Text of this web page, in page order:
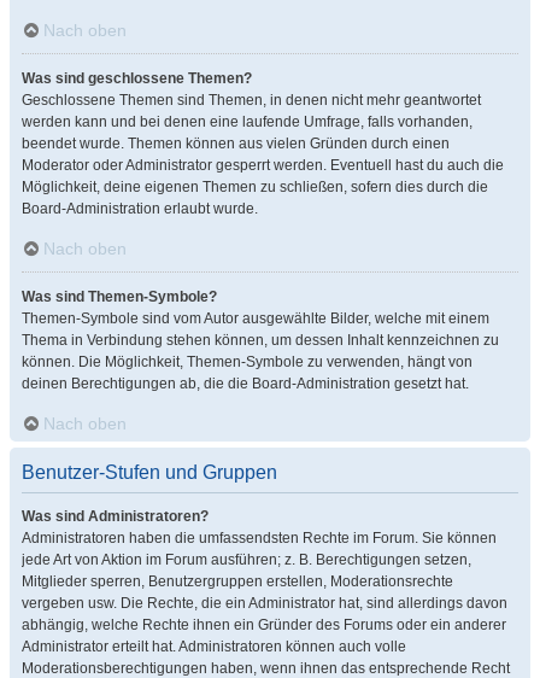
Nach oben
Was sind geschlossene Themen?
Geschlossene Themen sind Themen, in denen nicht mehr geantwortet
werden kann und bei denen eine laufende Umfrage, falls vorhanden,
beendet wurde. Themen können aus vielen Gründen durch einen
Moderator oder Administrator gesperrt werden. Eventuell hast du auch die
Möglichkeit, deine eigenen Themen zu schließen, sofern dies durch die
Board-Administration erlaubt wurde.
Nach oben
Was sind Themen-Symbole?
Themen-Symbole sind vom Autor ausgewählte Bilder, welche mit einem
Thema in Verbindung stehen können, um dessen Inhalt kennzeichnen zu
können. Die Möglichkeit, Themen-Symbole zu verwenden, hängt von
deinen Berechtigungen ab, die die Board-Administration gesetzt hat.
Nach oben
Benutzer-Stufen und Gruppen
Was sind Administratoren?
Administratoren haben die umfassendsten Rechte im Forum. Sie können
jede Art von Aktion im Forum ausführen; z. B. Berechtigungen setzen,
Mitglieder sperren, Benutzergruppen erstellen, Moderationsrechte
vergeben usw. Die Rechte, die ein Administrator hat, sind allerdings davon
abhängig, welche Rechte ihnen ein Gründer des Forums oder ein anderer
Administrator erteilt hat. Administratoren können auch volle
Moderationsberechtigungen haben, wenn ihnen das entsprechende Recht